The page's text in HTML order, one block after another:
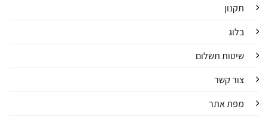
תקנון
בלוג
שיטות תשלום
צור קשר
מפת אתר